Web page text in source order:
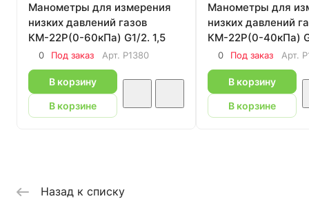
Манометры для измерения
низких давлений газов
КМ-22Р(0-60кПа) G1/2. 1,5
0 Под заказ Арт. P1380
В корзину
В корзине
Манометры для
низких давлений
КМ-22Р(0-40кПа)
0 Под заказ Арт.
В корзину
В корзине
Назад к списку